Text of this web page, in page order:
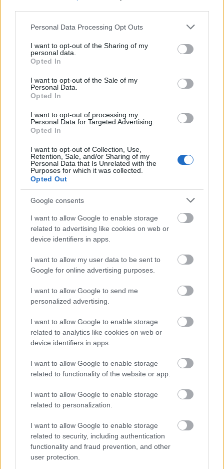
Please note that this website/app uses one or more Google
not limited to your visit or usage behaviour. You may click to
grant or deny consent to Google and its third-party tags to
use your data for below specified purposes in below Google
consent section.
Personal Data Processing Opt Outs
I want to opt-out of the Sharing of my
personal data.
Opted In
I want to opt-out of the Sale of my
Personal Data.
Opted In
I want to opt-out of processing my
Personal Data for Targeted Advertising.
Opted In
I want to opt-out of Collection, Use,
Retention, Sale, and/or Sharing of my
Personal Data that Is Unrelated with the
Purposes for which it was collected.
Opted Out
Google consents
I want to allow Google to enable storage
related to advertising like cookies on web or
device identifiers in apps.
I want to allow my user data to be sent to
Google for online advertising purposes.
I want to allow Google to send me
personalized advertising.
I want to allow Google to enable storage
related to analytics like cookies on web or
device identifiers in apps.
I want to allow Google to enable storage
related to functionality of the website or app.
I want to allow Google to enable storage
related to personalization.
I want to allow Google to enable storage
related to security, including authentication
functionality and fraud prevention, and other
user protection.
in Library Preservation. A Good Storage Practice in the
csomagolástechnológia könyvtári
állományvédelemben betöltött szerepéről beszélt.
Az Országos Széchényi Könyvtár analóg
dokumentumgyűjteményének rövid bemutatása
után felhívta a figyelmet arra, hogy milyen
különböző anyagú és eltérő raktározási igényű
tárgyak tartoznak az intézmény állományába.
Osztályhoz tartozó csomagolástechnikai előkészítő
és megvalósító állomásunkkal (a „dobozoló géppel”)
formai megjelenésű műtárgyainknak. Számos
példával illusztrálta, hogy eddig miket terveztek és
készítettek. Kifejtette, hogy a bemutatott lehetőséget
miért tartják helyes megoldásnak mind
műtárgyvédelmi, mind fenntarthatósági
szempontból. Megvilágította, hogy az intézményben
működő rendszerükkel szakszerű megoldást
találhatnak a könyvtári állományvédelem egyik
szegmensének korszerűsítésére.